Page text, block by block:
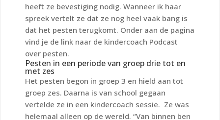
heeft ze bevestiging nodig. Wanneer ik haar
spreek vertelt ze dat ze nog heel vaak bang is
dat het pesten terugkomt. Onder aan de pagina
vind je de link naar de kindercoach Podcast
over pesten.
Pesten in een periode van groep drie tot en
met zes
Het pesten begon in groep 3 en hield aan tot
groep zes. Daarna is van school gegaan
vertelde ze in een kindercoach sessie. Ze was
helemaal alleen op de wereld. “Van binnen ben